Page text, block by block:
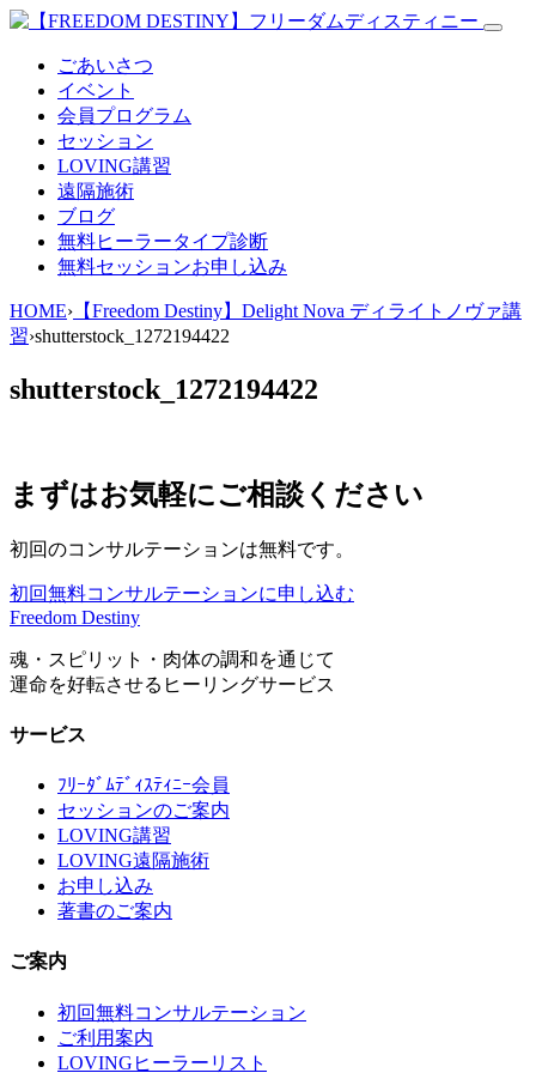
ごあいさつ
イベント
会員プログラム
セッション
LOVING講習
遠隔施術
ブログ
無料ヒーラータイプ診断
無料セッションお申し込み
HOME› 【Freedom Destiny】Delight Nova ディライトノヴァ講
習›shutterstock_1272194422
shutterstock_1272194422
まずはお気軽にご相談ください
初回のコンサルテーションは無料です。
初回無料コンサルテーションに申し込む
Freedom Destiny
魂・スピリット・肉体の調和を通じて
運命を好転させるヒーリングサービス
サービス
ﾌﾘｰﾀﾞﾑﾃﾞｨｽﾃｨﾆｰ会員
セッションのご案内
LOVING講習
LOVING遠隔施術
お申し込み
著書のご案内
ご案内
初回無料コンサルテーション
ご利用案内
LOVINGヒーラーリスト